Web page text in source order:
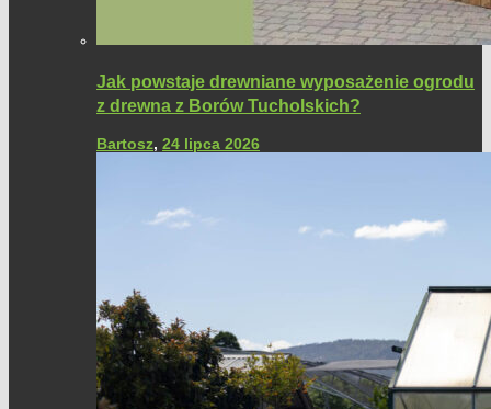
Jak powstaje drewniane wyposażenie ogrodu
z drewna z Borów Tucholskich?
Bartosz, 24 lipca 2026